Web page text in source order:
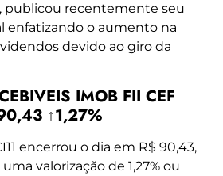
publicou recentemente seu
enfatizando o aumento na
devido ao giro da
IMOB FII CEF
↑1,27%
encerrou o dia em R$ 90,43,
valorização de 1,27% ou